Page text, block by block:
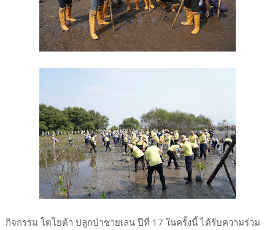
กิจกรรม โตโยต้า ปลูกป่าชายเลน ปีที่ 17 ในครั้งนี้ ได้รับความร่วม